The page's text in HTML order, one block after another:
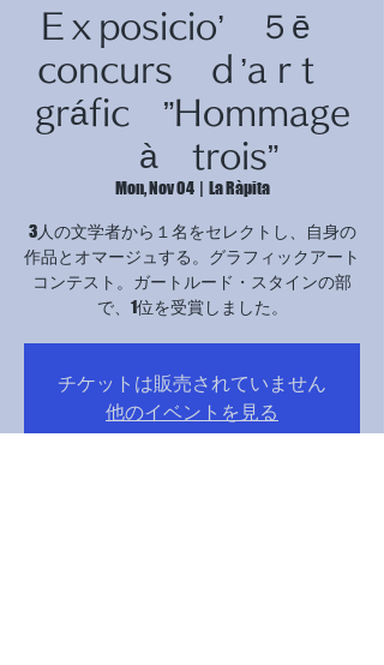
© Copyright
Eｘposicio’ ５ē
concurs ｄ’aｒt
gráfic ”Hommage
à trois”
Mon, Nov 04
  |
La Ràpita
3人の文学者から１名をセレクトし、自身の
作品とオマージュする。グラフィックアート
コンテスト。ガートルード・スタインの部
で、1位を受賞しました。
チケットは販売されていません
他のイベントを見る